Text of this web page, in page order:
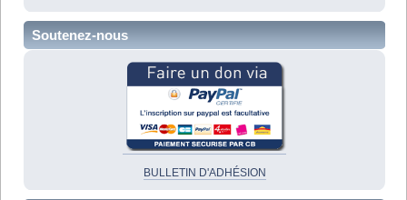
Soutenez-nous
BULLETIN D'ADHÉSION